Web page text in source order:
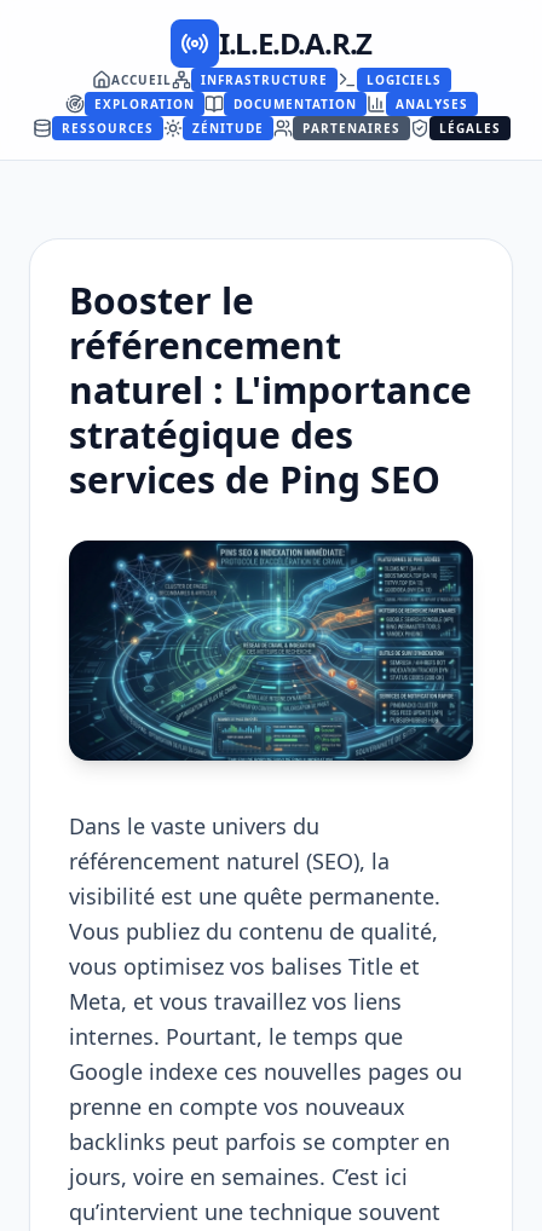
I.L.E.D.A.R.Z
ACCUEIL INFRASTRUCTURE
LOGICIELS
EXPLORATION
DOCUMENTATION
ANALYSES
RESSOURCES
ZÉNITUDE PARTENAIRES LÉGALES
Booster le
référencement
naturel : L'importance
stratégique des
services de Ping SEO
Dans le vaste univers du
référencement naturel (SEO), la
visibilité est une quête permanente.
Vous publiez du contenu de qualité,
vous optimisez vos balises Title et
Meta, et vous travaillez vos liens
internes. Pourtant, le temps que
Google indexe ces nouvelles pages ou
prenne en compte vos nouveaux
backlinks peut parfois se compter en
jours, voire en semaines. C’est ici
qu’intervient une technique souvent